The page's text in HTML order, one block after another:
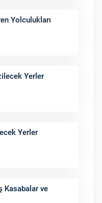
Yolculukları
Yerler
Yerler
Kasabalar ve